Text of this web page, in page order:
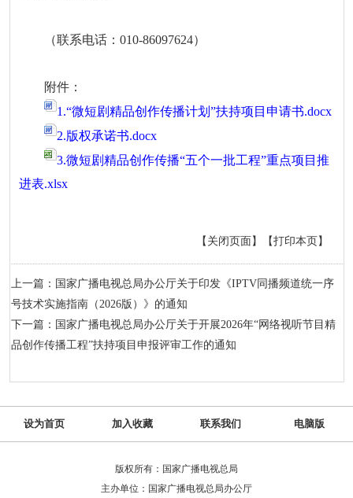
（联系电话：010-86097624）
附件：
1.“微短剧精品创作传播计划”扶持项目申请书.docx
2.版权承诺书.docx
3.微短剧精品创作传播“五个一批工程”重点项目推
进表.xlsx
【打印本页】
【关闭页面】
上一篇：国家广播电视总局办公厅关于印发《IPTV同播频道统一序
号技术实施指南（2026版）》的通知
下一篇：国家广播电视总局办公厅关于开展2026年“网络视听节目精
品创作传播工程”扶持项目申报评审工作的通知
设为首页 加入收藏 联系我们 电脑版
版权所有：国家广播电视总局
主办单位：国家广播电视总局办公厅